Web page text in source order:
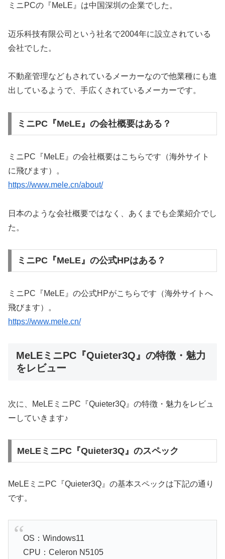
ミニPCの『MeLE』は中国深圳の企業でした。
迈乐科技有限公司という社名で2004年に設立されている
会社でした。
不動産管理などもされているメーカーなので他業種にも進
出しているようで、手広くされているメーカーです。
ミニPC『MeLE』の会社概要はある？
ミニPC『MeLE』の会社概要はこちらです（海外サイト
に飛びます）。
https://www.mele.cn/about/
日本のような会社概要ではなく、あくまでも企業紹介でし
た。
ミニPC『MeLE』の公式HPはある？
ミニPC『MeLE』の公式HPがこちらです（海外サイトへ
飛びます）。
https://www.mele.cn/
MeLEミニPC『Quieter3Q』の特徴・魅力
をレビュー
次に、MeLEミニPC『Quieter3Q』の特徴・魅力をレビュ
ーしていきます♪
MeLEミニPC『Quieter3Q』のスペック
MeLEミニPC『Quieter3Q』の基本スペックは下記の通り
です。
OS：Windows11
CPU：Celeron N5105